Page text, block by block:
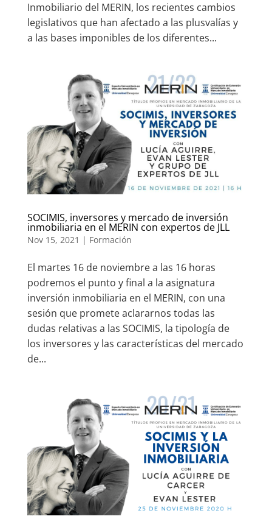
Inmobiliario del MERIN, los recientes cambios
legislativos que han afectado a las plusvalías y
a las bases imponibles de los diferentes...
SOCIMIS, inversores y mercado de inversión
inmobiliaria en el MERIN con expertos de JLL
Nov 15, 2021 | Formación
El martes 16 de noviembre a las 16 horas
podremos el punto y final a la asignatura
inversión inmobiliaria en el MERIN, con una
sesión que promete aclararnos todas las
dudas relativas a las SOCIMIS, la tipología de
los inversores y las características del mercado
de...